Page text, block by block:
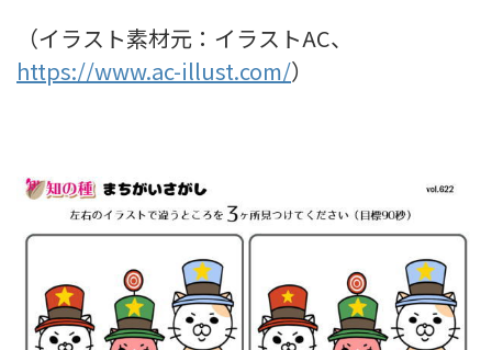
（イラスト素材元：イラストAC、
https://www.ac-illust.com/）